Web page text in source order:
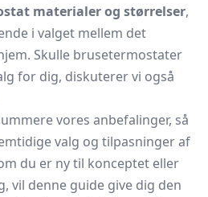
materialer og størrelser,
i valget mellem det
Skulle brusetermostater
for dig, diskuterer vi også
vores anbefalinger, så
valg og tilpasninger af
du er ny til konceptet eller
vil denne guide give dig den